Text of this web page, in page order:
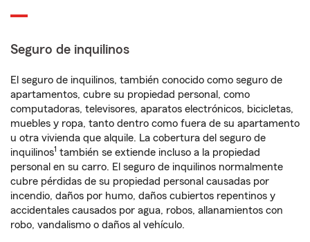
Seguro de inquilinos
El seguro de inquilinos, también conocido como seguro de
apartamentos, cubre su propiedad personal, como
computadoras, televisores, aparatos electrónicos, bicicletas,
muebles y ropa, tanto dentro como fuera de su apartamento
u otra vivienda que alquile. La cobertura del seguro de
inquilinos1 también se extiende incluso a la propiedad
personal en su carro. El seguro de inquilinos normalmente
cubre pérdidas de su propiedad personal causadas por
incendio, daños por humo, daños cubiertos repentinos y
accidentales causados por agua, robos, allanamientos con
robo, vandalismo o daños al vehículo.